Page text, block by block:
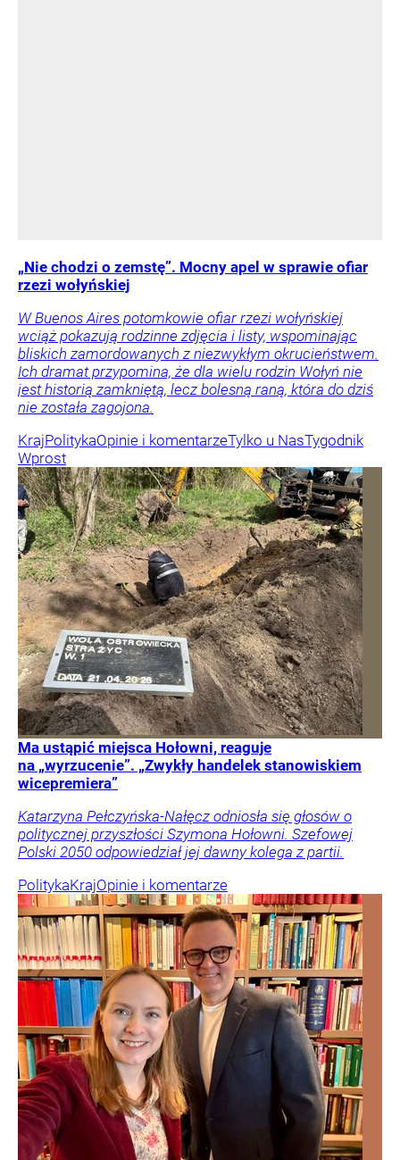
„Nie chodzi o zemstę”. Mocny apel w sprawie ofiar
rzezi wołyńskiej
W Buenos Aires potomkowie ofiar rzezi wołyńskiej
wciąż pokazują rodzinne zdjęcia i listy, wspominając
bliskich zamordowanych z niezwykłym okrucieństwem.
Ich dramat przypomina, że dla wielu rodzin Wołyń nie
jest historią zamkniętą, lecz bolesną raną, która do dziś
nie została zagojona.
KrajPolitykaOpinie i komentarzeTylko u NasTygodnik
Wprost
Ma ustąpić miejsca Hołowni, reaguje
na „wyrzucenie”. „Zwykły handelek stanowiskiem
wicepremiera”
Katarzyna Pełczyńska-Nałęcz odniosła się głosów o
politycznej przyszłości Szymona Hołowni. Szefowej
Polski 2050 odpowiedział jej dawny kolega z partii.
PolitykaKrajOpinie i komentarze